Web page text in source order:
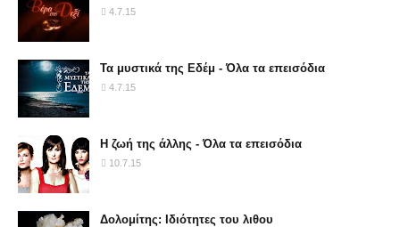
4.7.15
Τα μυστικά της Εδέμ - Όλα τα επεισόδια
4.7.15
Η ζωή της άλλης - Όλα τα επεισόδια
10.7.15
Δολομίτης: Ιδιότητες του λιθου